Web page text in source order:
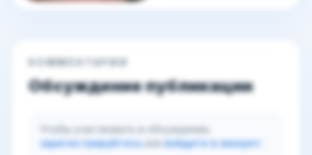
КОММЕНТАРИИ
Обсуждение публикации
Чтобы участвовать в обсуждении,
зарегистрируйтесьиливойдите в аккаунт